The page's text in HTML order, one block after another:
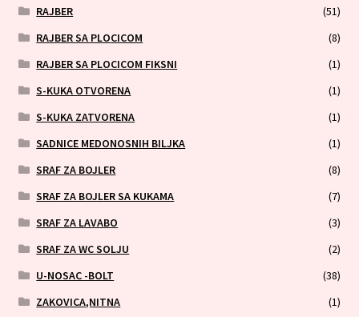
RAJBER
(51)
RAJBER SA PLOCICOM
(8)
RAJBER SA PLOCICOM FIKSNI
(1)
S-KUKA OTVORENA
(1)
S-KUKA ZATVORENA
(1)
SADNICE MEDONOSNIH BILJKA
(1)
SRAF ZA BOJLER
(8)
SRAF ZA BOJLER SA KUKAMA
(7)
SRAF ZA LAVABO
(3)
SRAF ZA WC SOLJU
(2)
U-NOSAC -BOLT
(38)
ZAKOVICA,NITNA
(1)